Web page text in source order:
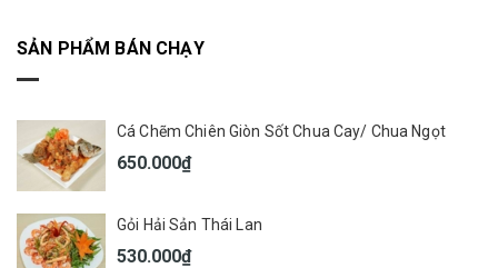
SẢN PHẨM BÁN CHẠY
Cá Chẽm Chiên Giòn Sốt Chua Cay/ Chua Ngọt
650.000₫
Gỏi Hải Sản Thái Lan
530.000₫